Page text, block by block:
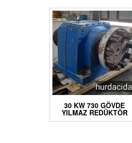
30 KW 730 GÖVDE
YILMAZ REDÜKTÖR